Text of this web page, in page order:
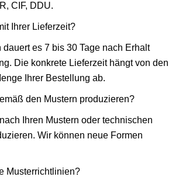
CIF, DDU.
Ihrer Lieferzeit?
es 7 bis 30 Tage nach Erhalt
Die konkrete Lieferzeit hängt von den
Ihrer Bestellung ab.
den Mustern produzieren?
Ihren Mustern oder technischen
Wir können neue Formen
Musterrichtlinien?